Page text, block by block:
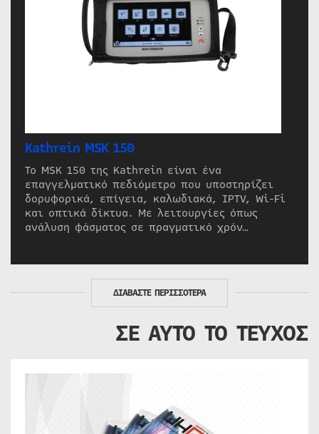
Kathrein MSK 150
Το MSK 150 της Kathrein είναι ένα
επαγγελματικό πεδιόμετρο που υποστηρίζει
δορυφορικά, επίγεια, καλωδιακά, IPTV, Wi-Fi
και οπτικά δίκτυα. Με λειτουργίες όπως
ανάλυση φάσματος σε πραγματικό χρόν…
ΔΙΑΒΑΣΤΕ ΠΕΡΙΣΣΟΤΕΡΑ
ΣΕ ΑΥΤΟ ΤΟ ΤΕΥΧΟΣ